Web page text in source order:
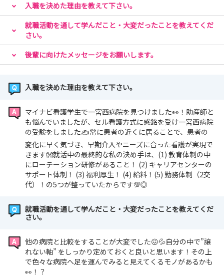
入職を決めた理由を教えて下さい。
就職活動を通して学んだこと・大変だったことを教えてくだ
さい。
後輩に向けたメッセージをお願いします。
入職を決めた理由を教えて下さい。
マイナビ看護学生で一宮西病院を見つけました👀！助産師と
も悩んでいましたが、セル看護方式に感銘を受け一宮西病院
の受験をしました✍常に患者の近くに居ることで、患者の
変化に早く気づき、早期介入やニーズに合った看護が実現で
きます👐就活中の最終的な私の決め手は、(1) 教育体制の中
にローテーション研修があること！ (2) キャリアセンターの
サポート体制！ (3) 福利厚生！ (4) 給料！(5) 勤務体制（2交
代）！の5つが整っていたからです💯◎
就職活動を通して学んだこと・大変だったことを教えてくだ
さい。
他の病院と比較をすることが大変でした😖💦自分の中で”譲
れない軸” をしっかり定めておくと良いと思います！その上
で色々な病院へ足を運んでみると見えてくるモノがあるかも
👀！？